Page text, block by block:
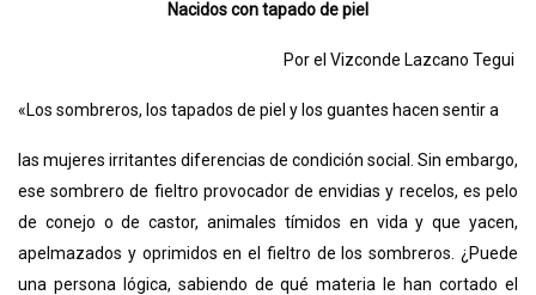
Nacidos con tapado de piel
Por el Vizconde Lazcano Tegui
«Los sombreros, los tapados de piel y los guantes hacen sentir a
las mujeres irritantes diferencias de condición social. Sin embargo,
ese sombrero de fieltro provocador de envidias y recelos, es pelo
de conejo o de castor, animales tímidos en vida y que yacen,
apelmazados y oprimidos en el fieltro de los sombreros. ¿Puede
una persona lógica, sabiendo de qué materia le han cortado el